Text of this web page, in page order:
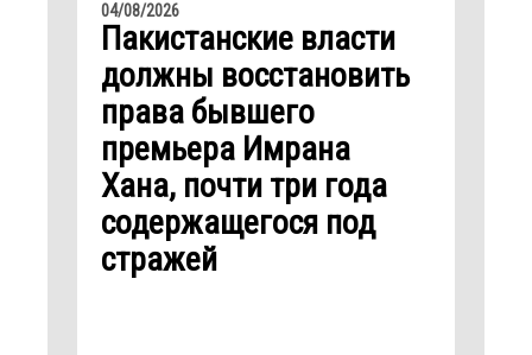
04/08/2026
Пакистанские власти
должны восстановить
права бывшего
премьера Имрана
Хана, почти три года
содержащегося под
стражей